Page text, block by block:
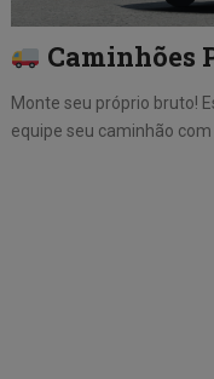
Caminhões
Monte seu próprio bruto!
equipe seu caminhão